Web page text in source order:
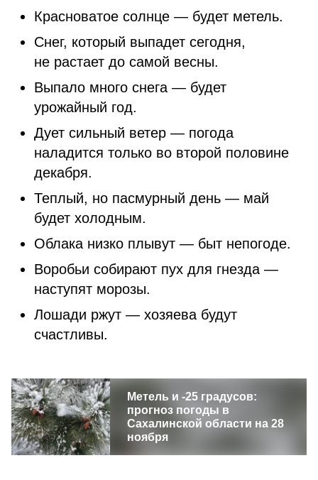
Красноватое солнце — будет метель.
Снег, который выпадет сегодня,
не растает до самой весны.
Выпало много снега — будет
урожайный год.
Дует сильный ветер — погода
наладится только во второй половине
декабря.
Теплый, но пасмурный день — май
будет холодным.
Облака низко плывут — быт непогоде.
Воробьи собирают пух для гнезда —
наступят морозы.
Лошади ржут — хозяева будут
счастливы.
Метель и -25 градусов:
прогноз погоды в
Сахалинской области на 28
ноября